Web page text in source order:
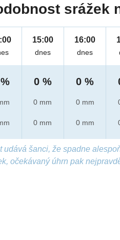
srážek
15:00
dnes
0 %
0 mm
0 mm
16:00
dnes
0 %
0 mm
0 mm
udává šanci, že spadne
očekávaný úhrn pak